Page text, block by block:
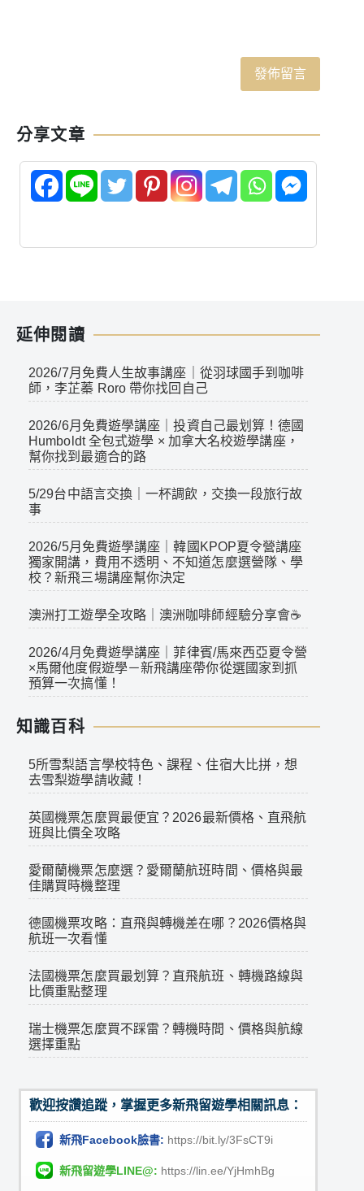
分享文章
延伸閱讀
2026/7月免費人生故事講座｜從羽球國手到咖啡
師，李芷蓁 Roro 帶你找回自己
2026/6月免費遊學講座｜投資自己最划算！德國
Humboldt 全包式遊學 × 加拿大名校遊學講座，
幫你找到最適合的路
5/29台中語言交換｜一杯調飲，交換一段旅行故
事
2026/5月免費遊學講座｜韓國KPOP夏令營講座
獨家開講，費用不透明、不知道怎麼選營隊、學
校？新飛三場講座幫你決定
澳洲打工遊學全攻略｜澳洲咖啡師經驗分享會☕
2026/4月免費遊學講座｜菲律賓/馬來西亞夏令營
×馬爾他度假遊學－新飛講座帶你從選國家到抓
預算一次搞懂！
知識百科
5所雪梨語言學校特色、課程、住宿大比拼，想
去雪梨遊學請收藏！
英國機票怎麼買最便宜？2026最新價格、直飛航
班與比價全攻略
愛爾蘭機票怎麼選？愛爾蘭航班時間、價格與最
佳購買時機整理
德國機票攻略：直飛與轉機差在哪？2026價格與
航班一次看懂
法國機票怎麼買最划算？直飛航班、轉機路線與
比價重點整理
瑞士機票怎麼買不踩雷？轉機時間、價格與航線
選擇重點
歡迎按讚追蹤，掌握更多新飛留遊學相關訊息：
新飛Facebook臉書: https://bit.ly/3FsCT9i
新飛留遊學LINE@: https://lin.ee/YjHmhBg